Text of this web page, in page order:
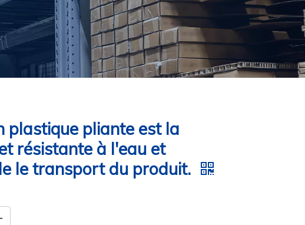
plastique pliante est la
résistante à l'eau et
le transport du produit.